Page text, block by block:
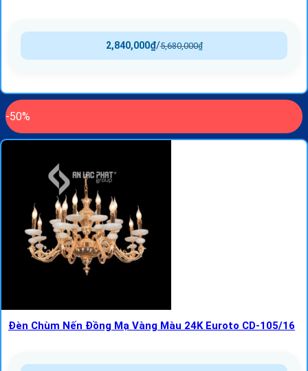
5,680,000₫
/
2,840,000₫
-50%
Đèn Chùm Nến Đồng Mạ Vàng Màu 24K Euroto CD-105/16